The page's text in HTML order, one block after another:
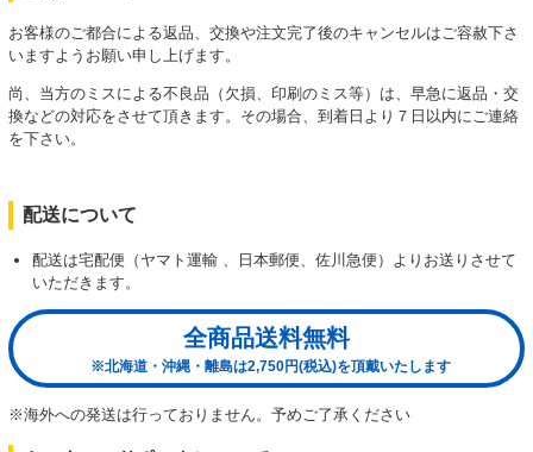
お客様のご都合による返品、交換や注文完了後のキャンセルはご容赦下さ
いますようお願い申し上げます。
尚、当方のミスによる不良品（欠損、印刷のミス等）は、早急に返品・交
換などの対応をさせて頂きます。その場合、到着日より７日以内にご連絡
を下さい。
配送について
配送は宅配便（ヤマト運輸 、日本郵便、佐川急便）よりお送りさせて
いただきます。
全商品送料無料
※北海道・沖縄・離島は2,750円(税込)を頂戴いたします
※海外への発送は行っておりません。予めご了承ください